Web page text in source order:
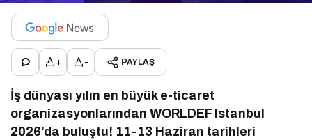
+ - PAYLAŞ
İş dünyası yılın en büyük e-ticaret
organizasyonlarından WORLDEF Istanbul
2026’da buluştu! 11-13 Haziran tarihleri